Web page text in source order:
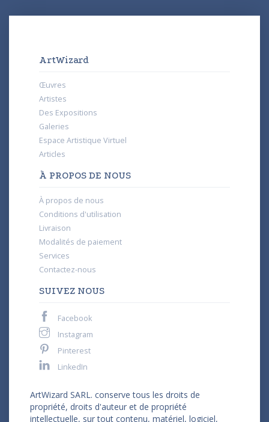
ArtWizard
Œuvres
Artistes
Des Expositions
Galeries
Espace Artistique Virtuel
Articles
À PROPOS DE NOUS
À propos de nous
Conditions d'utilisation
Livraison
Modalités de paiement
Services
Contactez-nous
SUIVEZ NOUS
Facebook
Instagram
Pinterest
LinkedIn
ArtWizard SARL. conserve tous les droits de
propriété, droits d'auteur et de propriété
intellectuelle, sur tout contenu, matériel, logiciel,